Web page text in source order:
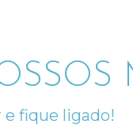
fique ligado!